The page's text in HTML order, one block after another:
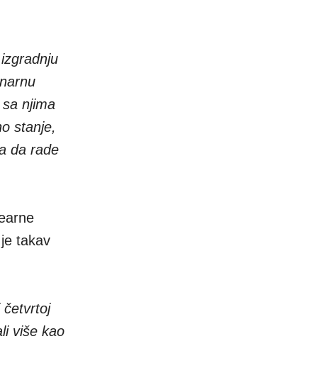
njima
stanje,
da rade
takav
četvrtoj
više kao